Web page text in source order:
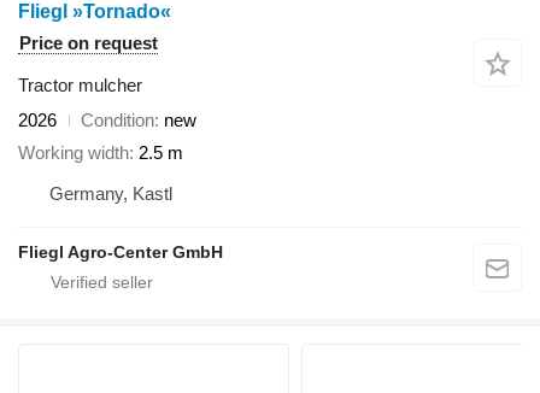
Fliegl »Tornado«
Price on request
Tractor mulcher
2026
Condition new
Working width 2.5 m
Germany, Kastl
Fliegl Agro-Center GmbH